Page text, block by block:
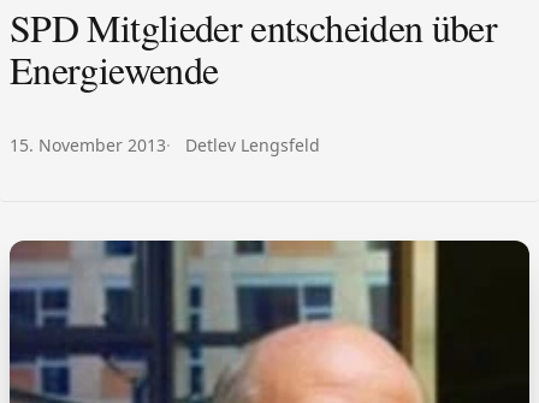
SPD Mitglieder entscheiden über
Energiewende
Veröffentlicht am:
15. November 2013 Autor:
Detlev Lengsfeld